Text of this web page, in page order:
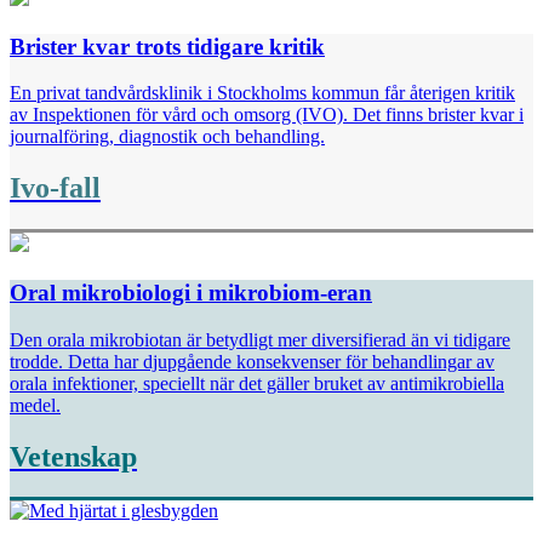
Brister kvar trots tidigare kritik
En privat tandvårdsklinik i Stockholms kommun får återigen kritik
av Inspektionen för vård och omsorg (IVO). Det finns brister kvar i
journalföring, diagnostik och behandling.
Ivo-fall
Oral mikrobiologi i mikrobiom-eran
Den orala mikrobiotan är betydligt mer diversifierad än vi tidigare
trodde. Detta har djupgående konsekvenser för behandlingar av
orala infektioner, speciellt när det gäller bruket av antimikrobiella
medel.
Vetenskap